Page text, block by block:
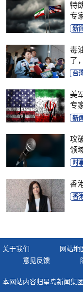
特
专
新
毒
了
台
美
专
新
攻
领
时
香
香
关于我们 网站地
意见反馈
本网站内容归星岛新闻集